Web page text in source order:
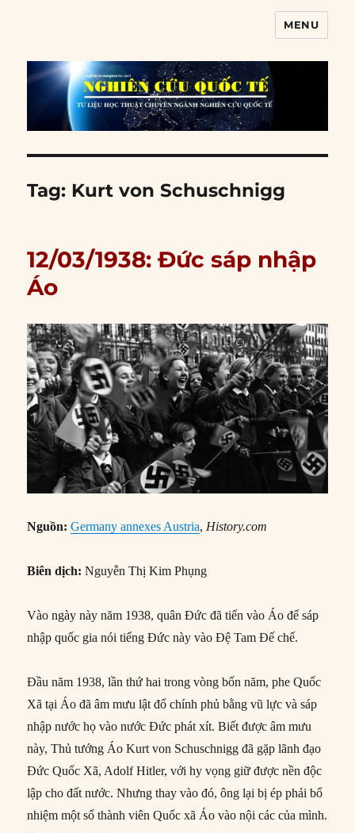
MENU
Tag: Kurt von Schuschnigg
12/03/1938: Đức sáp nhập
Áo
Nguồn:Germany annexes Austria,History.com
Biên dịch: Nguyễn Thị Kim Phụng
Vào ngày này năm 1938, quân Đức đã tiến vào Áo để sáp
nhập quốc gia nói tiếng Đức này vào Đệ Tam Đế chế.
Đầu năm 1938, lần thứ hai trong vòng bốn năm, phe Quốc
Xã tại Áo đã âm mưu lật đổ chính phủ bằng vũ lực và sáp
nhập nước họ vào nước Đức phát xít. Biết được âm mưu
này, Thủ tướng Áo Kurt von Schuschnigg đã gặp lãnh đạo
Đức Quốc Xã, Adolf Hitler, với hy vọng giữ được nền độc
lập cho đất nước. Nhưng thay vào đó, ông lại bị ép phải bổ
nhiệm một số thành viên Quốc xã Áo vào nội các của mình.